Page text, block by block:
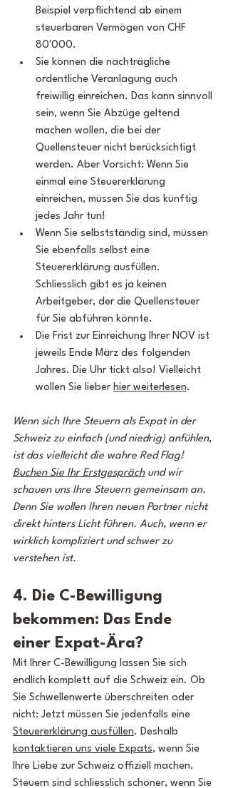
Beispiel verpflichtend ab einem
steuerbaren Vermögen von CHF
80'000.
Sie können die nachträgliche
ordentliche Veranlagung auch
freiwillig einreichen. Das kann sinnvoll
sein, wenn Sie Abzüge geltend
machen wollen, die bei der
Quellensteuer nicht berücksichtigt
werden. Aber Vorsicht: Wenn Sie
einmal eine Steuererklärung
einreichen, müssen Sie das künftig
jedes Jahr tun!
Wenn Sie selbstständig sind, müssen
Sie ebenfalls selbst eine
Steuererklärung ausfüllen.
Schliesslich gibt es ja keinen
Arbeitgeber, der die Quellensteuer
für Sie abführen könnte.
Die Frist zur Einreichung Ihrer NOV ist
jeweils Ende März des folgenden
Jahres. Die Uhr tickt also! Vielleicht
wollen Sie lieber hier weiterlesen.
Wenn sich Ihre Steuern als Expat in der
Schweiz zu einfach (und niedrig) anfühlen,
ist das vielleicht die wahre Red Flag!
Buchen Sie Ihr Erstgespräch und wir
schauen uns Ihre Steuern gemeinsam an.
Denn Sie wollen Ihren neuen Partner nicht
direkt hinters Licht führen. Auch, wenn er
wirklich kompliziert und schwer zu
verstehen ist.
4. Die C-Bewilligung
bekommen: Das Ende
einer Expat-Ära?
Mit Ihrer C-Bewilligung lassen Sie sich
endlich komplett auf die Schweiz ein. Ob
Sie Schwellenwerte überschreiten oder
nicht: Jetzt müssen Sie jedenfalls eine
Steuererklärung ausfüllen. Deshalb
kontaktieren uns viele Expats, wenn Sie
Ihre Liebe zur Schweiz offiziell machen.
Steuern sind schliesslich schöner, wenn Sie